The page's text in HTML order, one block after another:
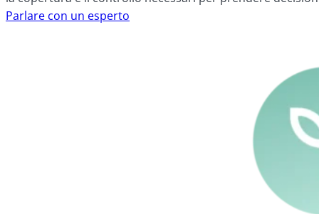
Parlare con un esperto